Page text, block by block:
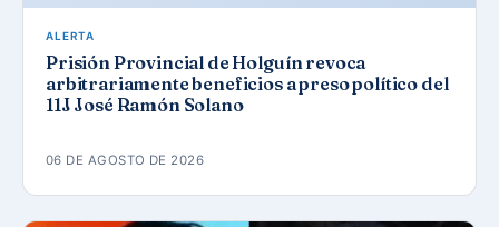
ALERTA
Prisión Provincial de Holguín revoca
arbitrariamente beneficios a preso político del
11J José Ramón Solano
06 DE AGOSTO DE 2026